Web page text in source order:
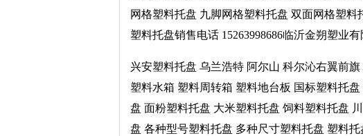
网格塑料托盘 九脚网格塑料托盘 双面网格塑
塑料托盘销售电话 15263998686临沂金朔塑业有
兴安塑料托盘 乌兰浩特 阿尔山 科尔沁右翼前
塑料水箱 塑料周转箱 塑料地台板 国标塑料托
盘 面粉塑料托盘 大米塑料托盘 饲料塑料托盘
盘 各种型号塑料托盘 多种尺寸塑料托盘 塑料